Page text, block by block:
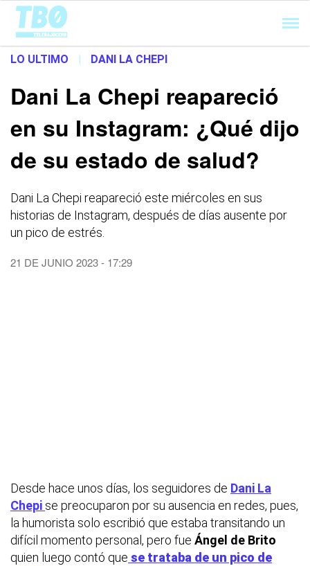
Cargando...
LO ULTIMO | DANI LA CHEPI
Dani La Chepi reapareció
en su Instagram: ¿Qué dijo
de su estado de salud?
Dani La Chepi reapareció este miércoles en sus
historias de Instagram, después de días ausente por
un pico de estrés.
21 DE JUNIO 2023 - 17:29
Desde hace unos días, los seguidores de Dani La
Chepi se preocuparon por su ausencia en redes, pues,
la humorista solo escribió que estaba transitando un
difícil momento personal, pero fue Ángel de Brito
quien luego contó que se trataba de un pico de